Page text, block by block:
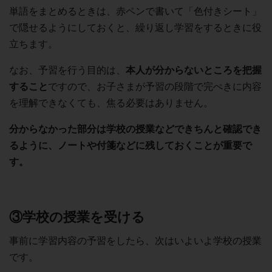
単語をまとめるときは、赤ペンで書いて「色付きシート」
で隠せるようにしておくと、繰り返し学習をするときに役
立ちます。
なお、予習を行う目的は、 本人が分からないところを把握
すること ですので、お子さまが予習の段階で完ぺきに内容
を理解できなくても、焦る必要はありません。
分からなかった部分は学校の授業などできちんと確認でき
るように、ノートや付箋などに残しておくことが重要で
す。
③学校の授業を受ける
事前に学習内容の予習をしたら、次はいよいよ学校の授業
です。